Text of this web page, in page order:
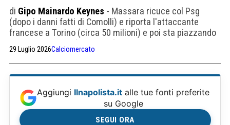
di Gipo Mainardo Keynes - Massara ricuce col Psg
(dopo i danni fatti di Comolli) e riporta l'attaccante
francese a Torino (circa 50 milioni) e poi sta piazzando
il colpo bosniaco (40 milioni) che già voleva portare alla
Roma. Strano che Alajbegovic giochi nella zolla di Yildiz.
La Roma invece ha preso Castro
29 Luglio 2026Calciomercato
Aggiungi Ilnapolista.it alle tue fonti preferite
su Google
SEGUI ORA